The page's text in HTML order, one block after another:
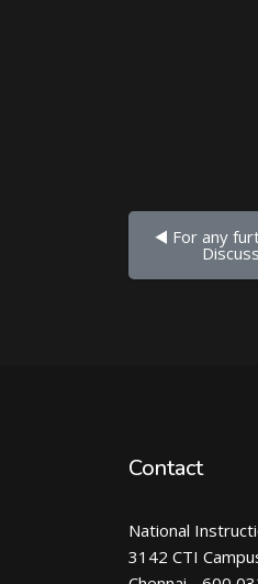
◀︎ For any
Contact
National
3142 CTI